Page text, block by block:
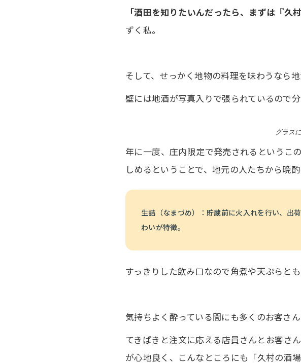
「酒田を知りたいんだったら、まずは『久
ずく私。
そして、せっかく地物の料理を味わうなら
壁には地酒が写真入りで張られているので
グラス
年に一度、庄内限定で発売されるというこ
しめるということで、地元の人たちから晩
生詰（なまづめ）：貯蔵前に火入れを行い、出
わいが特徴。
すっきりした飲み口なので角煮や天ぷらと
気持ちよく酔っている間にも多くのお客さ
てきぱきと注文に応える店員さんとお客さ
が心地良く、こんなところにも「久村の酒